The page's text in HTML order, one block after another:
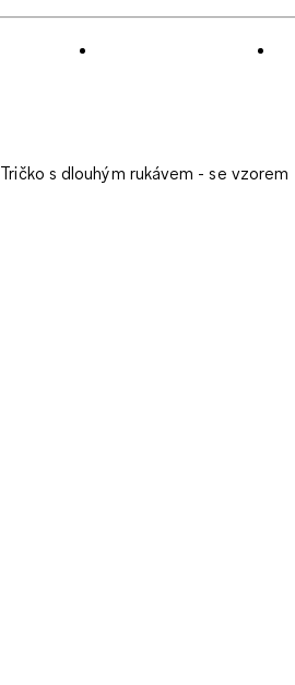
Tričko s dlouhým rukávem - se vzorem